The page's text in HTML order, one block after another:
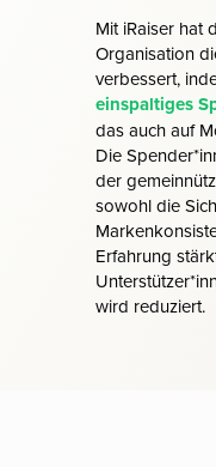
Mit iRaiser hat
Organisation
verbessert,
einspaltiges
das auch auf
Die
der
sowohl die
Erfahrung
wird reduziert.